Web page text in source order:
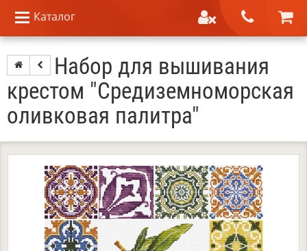
Каталог
Набор для вышивания
крестом "Средиземноморская
оливковая палитра"